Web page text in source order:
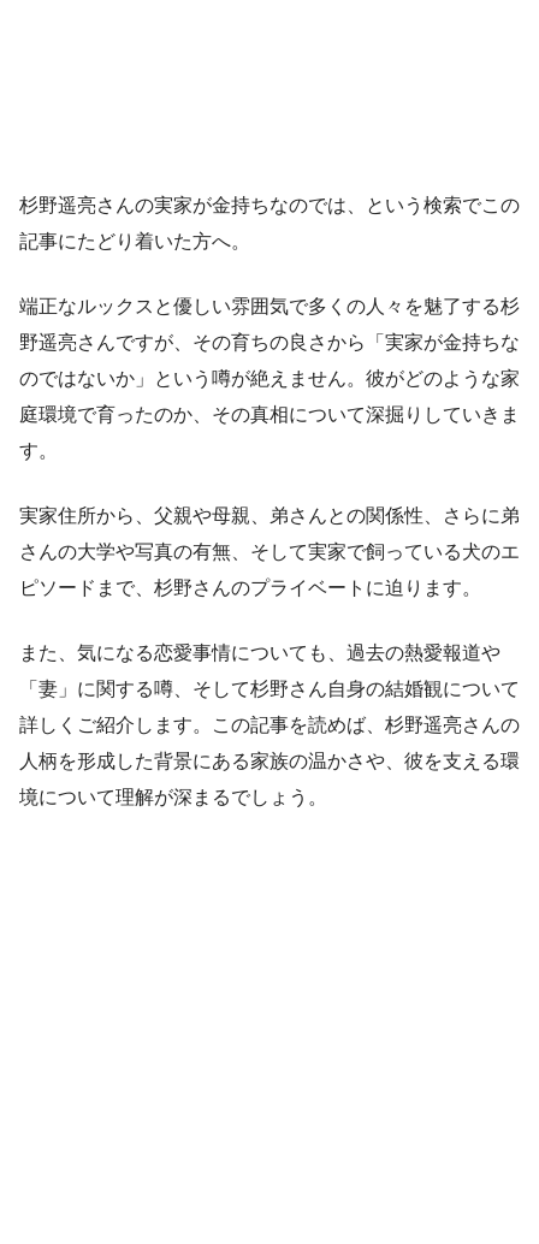
杉野遥亮さんの実家が金持ちなのでは、という検索でこの
記事にたどり着いた方へ。
端正なルックスと優しい雰囲気で多くの人々を魅了する杉
野遥亮さんですが、その育ちの良さから「実家が金持ちな
のではないか」という噂が絶えません。彼がどのような家
庭環境で育ったのか、その真相について深掘りしていきま
す。
実家住所から、父親や母親、弟さんとの関係性、さらに弟
さんの大学や写真の有無、そして実家で飼っている犬のエ
ピソードまで、杉野さんのプライベートに迫ります。
また、気になる恋愛事情についても、過去の熱愛報道や
「妻」に関する噂、そして杉野さん自身の結婚観について
詳しくご紹介します。この記事を読めば、杉野遥亮さんの
人柄を形成した背景にある家族の温かさや、彼を支える環
境について理解が深まるでしょう。